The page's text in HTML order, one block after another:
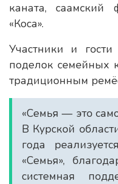
каната, саамский
«Коса».
Участники и
поделок семейных
традиционным
«Семья — это
В Курской
года
«Семья»,
системная